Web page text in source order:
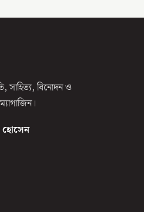
সাহিত্য, বিনোদন ও
হোসেন